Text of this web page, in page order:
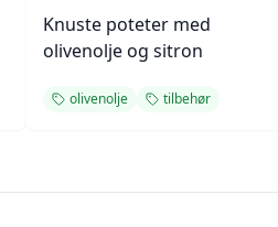
Knuste poteter med
olivenolje og sitron
olivenolje tilbehør